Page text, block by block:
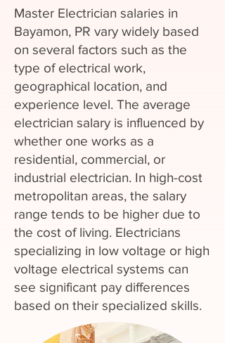
Master Electrician salaries in
Bayamon, PR vary widely based
on several factors such as the
type of electrical work,
geographical location, and
experience level. The average
electrician salary is influenced by
whether one works as a
residential, commercial, or
industrial electrician. In high-cost
metropolitan areas, the salary
range tends to be higher due to
the cost of living. Electricians
specializing in low voltage or high
voltage electrical systems can
see significant pay differences
based on their specialized skills.